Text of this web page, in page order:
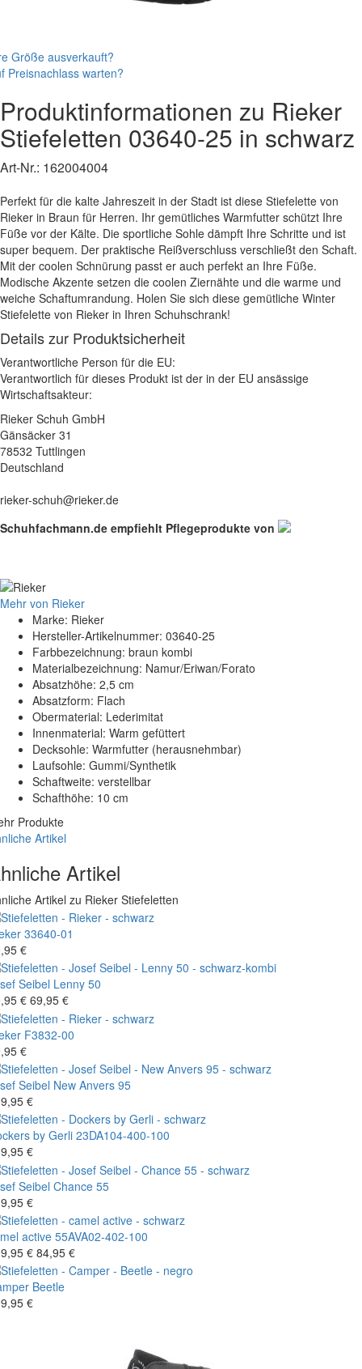
Größe ausverkauft?
Preisnachlass warten?
Produktinformationen zu Rieker
Stiefeletten 03640-25 in schwarz
Art-Nr.: 162004004
Perfekt für die kalte Jahreszeit in der Stadt ist diese Stiefelette von
Rieker in Braun für Herren. Ihr gemütliches Warmfutter schützt Ihre
Füße vor der Kälte. Die sportliche Sohle dämpft Ihre Schritte und ist
super bequem. Der praktische Reißverschluss verschließt den Schaft.
Mit der coolen Schnürung passt er auch perfekt an Ihre Füße.
Modische Akzente setzen die coolen Ziernähte und die warme und
weiche Schaftumrandung. Holen Sie sich diese gemütliche Winter
Stiefelette von Rieker in Ihren Schuhschrank!
Details zur Produktsicherheit
Verantwortliche Person für die EU:
Verantwortlich für dieses Produkt ist der in der EU ansässige
Wirtschaftsakteur:
Rieker Schuh GmbH
Gänsäcker 31
78532 Tuttlingen
Deutschland
rieker-schuh@rieker.de
Schuhfachmann.de empfiehlt Pflegeprodukte von
Mehr von Rieker
Marke: Rieker
Hersteller-Artikelnummer: 03640-25
Farbbezeichnung: braun kombi
Materialbezeichnung: Namur/Eriwan/Forato
Absatzhöhe: 2,5 cm
Absatzform: Flach
Obermaterial: Lederimitat
Innenmaterial: Warm gefüttert
Decksohle: Warmfutter (herausnehmbar)
Laufsohle: Gummi/Synthetik
Schaftweite: verstellbar
Schafthöhe: 10 cm
Produkte
Artikel
Artikel
Artikel zu Rieker Stiefeletten
33640-01
€
Seibel Lenny 50
€ 69,95 €
F3832-00
€
Seibel New Anvers 95
€
by Gerli 23DA104-400-100
€
Seibel Chance 55
€
active 55AVA02-402-100
€ 84,95 €
Beetle
€